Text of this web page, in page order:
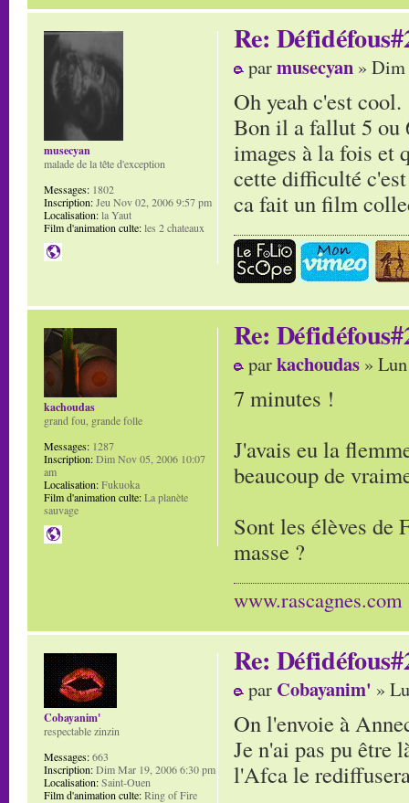
Re:
parmusecyan » Dim
Oh yeah c'est cool.
Bon il a fallut 5 ou
images à la fois et
cette difficulté
ca fait un film
musecyan
malade de la tête d'exception
Messages: 1802
Inscription:Jeu Nov 02, 2006 9:57 pm
Localisation:la Yaut
Film d'animation culte:les 2 chateaux
Re:
parkachoudas »
7 minutes !
J'avais eu la
beaucoup de
Sont les élèves de
masse ?
www.rascagnes.com
kachoudas
grand fou, grande folle
Messages: 1287
Inscription:Dim Nov 05, 2006 10:07
am
Localisation:Fukuoka
Film d'animation culte:La planète
sauvage
Re:
par Cobayanim' »
On l'envoie à
Je n'ai pas pu être
l'Afca le
Cobayanim'
respectable zinzin
Messages:663
Inscription:Dim Mar 19, 2006 6:30 pm
Localisation:Saint-Ouen
Film d'animation culte:Ring of Fire